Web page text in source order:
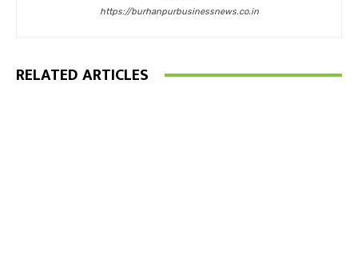
https://burhanpurbusinessnews.co.in
RELATED ARTICLES